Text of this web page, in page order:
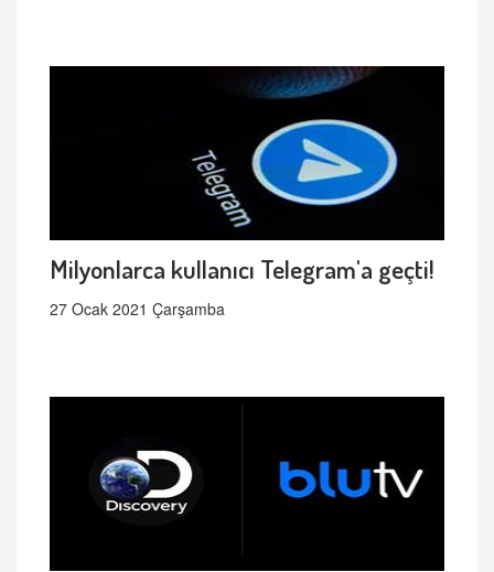
Milyonlarca kullanıcı Telegram'a geçti!
27 Ocak 2021 Çarşamba